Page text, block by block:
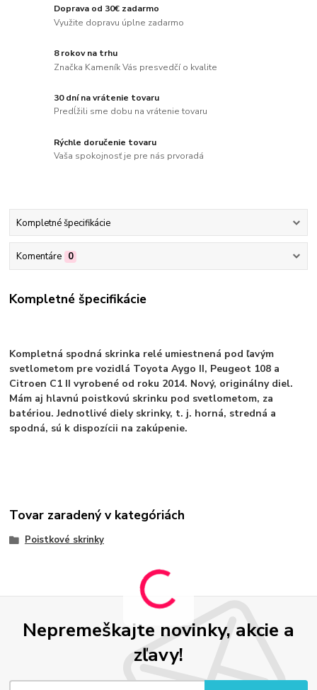
Doprava od 30€ zadarmo
Využite dopravu úplne zadarmo
8 rokov na trhu
Značka Kameník Vás presvedčí o kvalite
30 dní na vrátenie tovaru
Predĺžili sme dobu na vrátenie tovaru
Rýchle doručenie tovaru
Vaša spokojnosť je pre nás prvoradá
Kompletné špecifikácie
Komentáre 0
Kompletné špecifikácie
Kompletná spodná skrinka relé umiestnená pod ľavým
svetlometom pre vozidlá Toyota Aygo II, Peugeot 108 a
Citroen C1 II vyrobené od roku 2014. Nový, originálny diel.
Mám aj hlavnú poistkovú skrinku pod svetlometom, za
batériou. Jednotlivé diely skrinky, t. j. horná, stredná a
spodná, sú k dispozícii na zakúpenie.
Tovar zaradený v kategóriách
Poistkové skrinky
Nepremeškajte novinky, akcie a
zľavy!